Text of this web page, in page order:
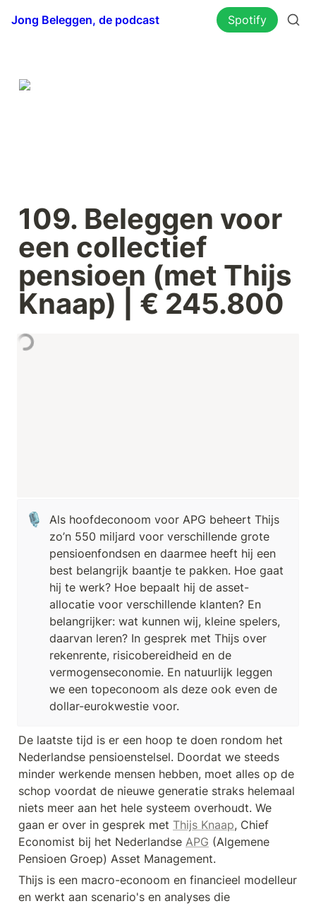
Jong Beleggen, de podcast Spotify
109. Beleggen voor
een collectief
pensioen (met Thijs
Knaap) | € 245.800
🎙️
Als hoofdeconoom voor APG beheert Thijs
zo’n 550 miljard voor verschillende grote
pensioenfondsen en daarmee heeft hij een
best belangrijk baantje te pakken. Hoe gaat
hij te werk? Hoe bepaalt hij de asset-
allocatie voor verschillende klanten? En
belangrijker: wat kunnen wij, kleine spelers,
daarvan leren? In gesprek met Thijs over
rekenrente, risicobereidheid en de
vermogenseconomie. En natuurlijk leggen
we een topeconoom als deze ook even de
dollar-eurokwestie voor.
De laatste tijd is er een hoop te doen rondom het
Nederlandse pensioenstelsel. Doordat we steeds
minder werkende mensen hebben, moet alles op de
schop voordat de nieuwe generatie straks helemaal
niets meer aan het hele systeem overhoudt. We
gaan er over in gesprek met Thijs Knaap, Chief
Economist bij het Nederlandse APG (Algemene
Pensioen Groep) Asset Management.
Thijs is een macro-econoom en financieel modelleur
en werkt aan scenario's en analyses die